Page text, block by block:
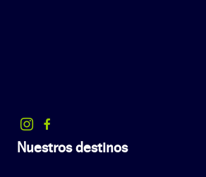
Nuestros destinos